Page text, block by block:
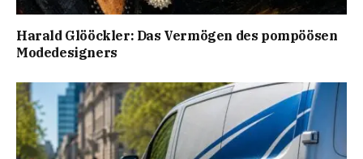
Harald Glööckler: Das Vermögen des pompöösen
Modedesigners